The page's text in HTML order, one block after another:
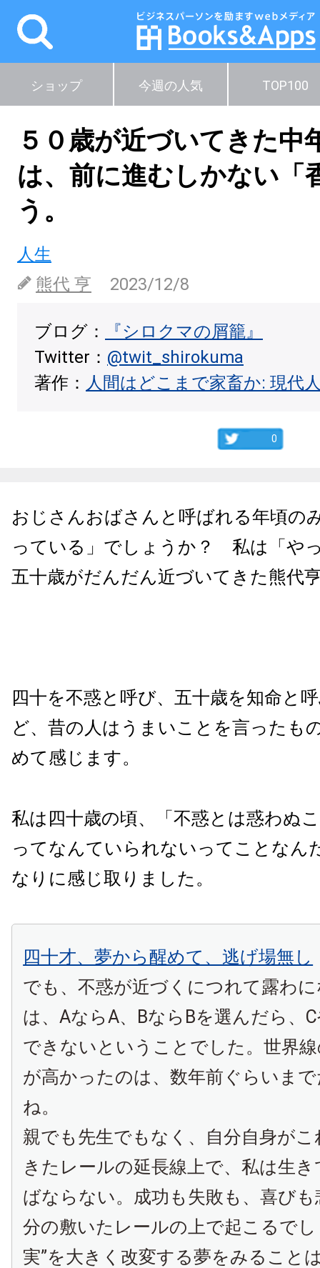
ショップ 今週の人気 TOP100
５０歳が近づいてきた中
は、前に進むしかない「
う。
人生
熊代 亨
2023/12/8
ブログ：
『シロクマの屑籠』
Twitter： @twit_shirokuma
著作： 人間はどこまで家畜か: 現代
0
おじさんおばさんと呼ばれる年頃の
っている」でしょうか？ 私は「や
五十歳がだんだん近づいてきた熊代
四十を不惑と呼び、五十歳を知命と
ど、昔の人はうまいことを言ったも
めて感じます。
私は四十歳の頃、「不惑とは惑わぬ
ってなんていられないってことなん
なりに感じ取りました。
四十才、夢から醒めて、逃げ場無し
でも、不惑が近づくにつれて露わ
は、AならA、BならBを選んだら、
できないということでした。世界
が高かったのは、数年前ぐらいま
ね。
親でも先生でもなく、自分自身が
きたレールの延長線上で、私は生
ばならない。成功も失敗も、喜び
分の敷いたレールの上で起こるでし
実”を大きく改変する夢をみること